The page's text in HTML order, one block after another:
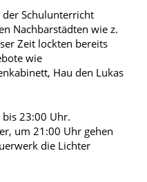
Schulunterricht
Nachbarstädten wie z.
Zeit lockten bereits
wie
Hau den Lukas
23:00 Uhr.
um 21:00 Uhr gehen
die Lichter